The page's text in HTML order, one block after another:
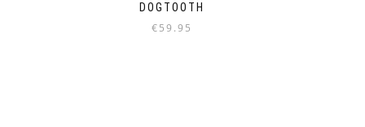
DOGTOOTH
€59.95